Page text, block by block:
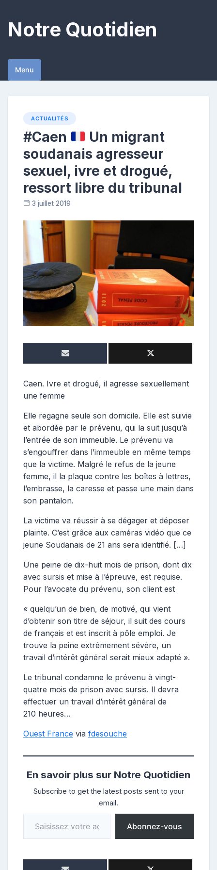
content
Notre Quotidien
Menu
ACTUALITÉS
#Caen
Un migrant
soudanais agresseur
sexuel, ivre et drogué,
ressort libre du tribunal
3 juillet 2019
i
b
t
r
c
Caen. Ivre et drogué, il agresse sexuellement
une femme
Elle regagne seule son domicile. Elle est suivie
et abordée par le prévenu, qui la suit jusqu’à
l’entrée de son immeuble. Le prévenu va
s’engouffrer dans l’immeuble en même temps
que la victime. Malgré le refus de la jeune
femme, il la plaque contre les boîtes à lettres,
l’embrasse, la caresse et passe une main dans
son pantalon.
La victime va réussir à se dégager et déposer
plainte. C’est grâce aux caméras vidéo que ce
jeune Soudanais de 21 ans sera identifié. […]
Une peine de dix-huit mois de prison, dont dix
avec sursis et mise à l’épreuve, est requise.
Pour l’avocate du prévenu, son client est
« quelqu’un de bien, de motivé, qui vient
d’obtenir son titre de séjour, il suit des cours
de français et est inscrit à pôle emploi. Je
trouve la peine extrêmement sévère, un
travail d’intérêt général serait mieux adapté ».
Le tribunal condamne le prévenu à vingt-
quatre mois de prison avec sursis. Il devra
effectuer un travail d’intérêt général de
210 heures…
Ouest France via fdesouche
En savoir plus sur Notre Quotidien
Subscribe to get the latest posts sent to your
email.
Saisissez votre adresse e-mail…
Abonnez-vous